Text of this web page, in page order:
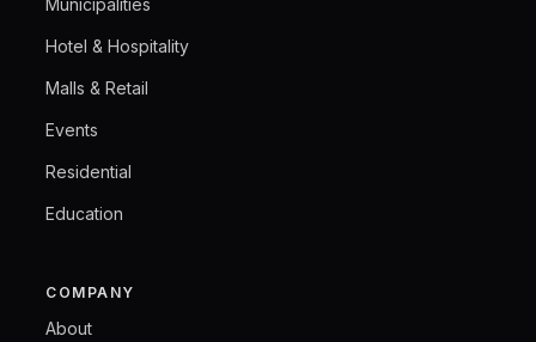
Municipalities
Hotel & Hospitality
Malls & Retail
Events
Residential
Education
COMPANY
About